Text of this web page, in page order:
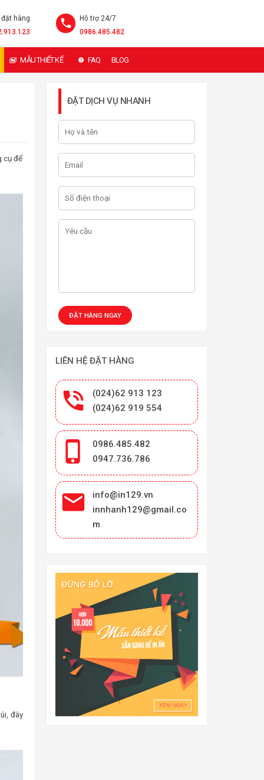
Hỗ trợ 24/7
0986.485.482
đặt hàng
MẪU THIẾT KẾ FAQ BLOG
cụ để
đây
ĐẶT DỊCH VỤ NHANH
LIÊN HỆ ĐẶT HÀNG

(024)62 913 123
(024)62 919 554

0986.485.482
0947.736.786

info@in129.vn
innhanh129@gmail.co
m